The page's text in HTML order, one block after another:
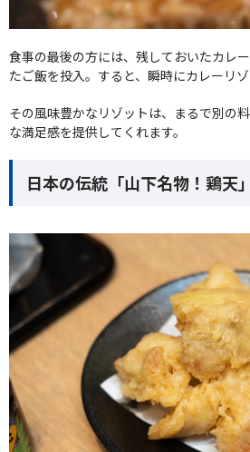
食事の最後の方には、残しておいたカレ
たご飯を投入。すると、瞬時にカレーリゾ
その風味豊かなリゾットは、まるで別の
な満足感を提供してくれます。
日本の伝統「山下名物！鶏天」